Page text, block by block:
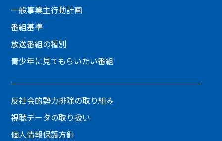
一般事業主行動計画
番組基準
放送番組の種別
青少年に見てもらいたい番組
反社会的勢力排除の取り組み
視聴データの取り扱い
個人情報保護方針